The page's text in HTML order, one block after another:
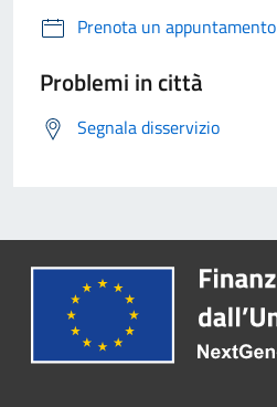
Prenota un appuntamento
Problemi in città
Segnala disservizio